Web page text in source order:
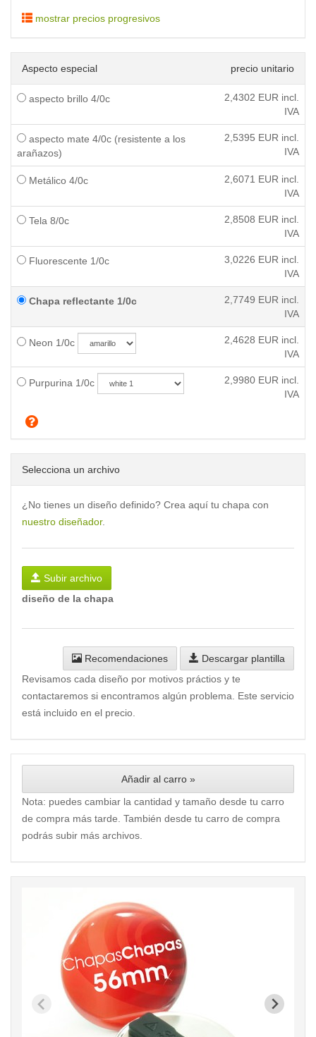
mostrar precios progresivos
Aspecto especial precio unitario
aspecto brillo 4/0c 2,4302 EUR incl.
IVA
aspecto mate 4/0c (resistente a los
arañazos)
2,5395 EUR incl.
IVA
Metálico 4/0c 2,6071 EUR incl.
IVA
Tela 8/0c 2,8508 EUR incl.
IVA
Fluorescente 1/0c 3,0226 EUR incl.
IVA
Chapa reflectante 1/0c 2,7749 EUR incl.
IVA
Neon 1/0c 2,4628 EUR incl.
IVA
Purpurina 1/0c 2,9980 EUR incl.
IVA
Selecciona un archivo
¿No tienes un diseño definido? Crea aquí tu chapa con
nuestro diseñador.
Subir archivo
diseño de la chapa
Recomendaciones
Descargar plantilla
Revisamos cada diseño por motivos práctios y te
contactaremos si encontramos algún problema. Este servicio
está incluido en el precio.
Añadir al carro »
Nota: puedes cambiar la cantidad y tamaño desde tu carro
de compra más tarde. También desde tu carro de compra
podrás subir más archivos.